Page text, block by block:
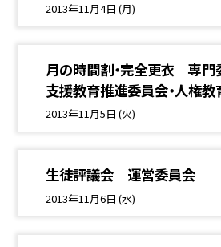
2013年11月4日 (月)
月の時間割・完全更衣 専
支援教育推進委員会・人権
2013年11月5日 (火)
生徒評議会 運営委員会
2013年11月6日 (水)